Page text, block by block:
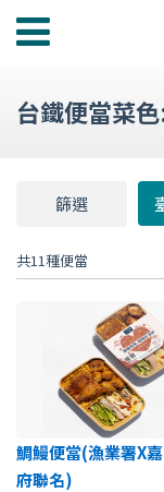
功
單
台鐵便當菜
篩選
共11種便當
鯛鰻便當(漁業署X
府聯名)